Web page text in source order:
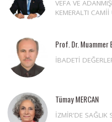
VEFA VE
KEMERALTI
Prof. Dr. Muammer
İBADETİ
Tümay MERCAN
İZMİR'DE SAĞLIK